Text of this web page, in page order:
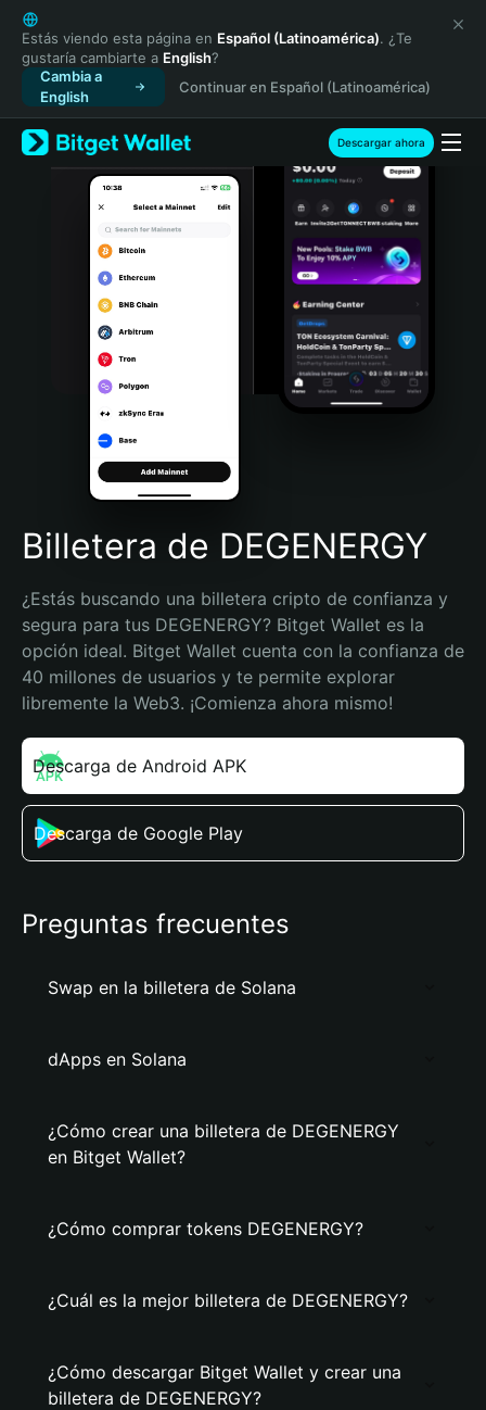
English
日本語
Tiếng Việt
Русский
Español (Latinoamérica)
Türkçe
Italiano
Português (Portugal)
Bahasa Indonesia
Português (Brasil)
Español (Argentina)
Estás viendo esta página en Español (Latinoamérica). ¿Te
gustaría cambiarte a English?
Cambia a
English
Continuar en Español (Latinoamérica)
Descargar ahora
Billetera de DEGENERGY
¿Estás buscando una billetera cripto de confianza y
segura para tus DEGENERGY? Bitget Wallet es la
opción ideal. Bitget Wallet cuenta con la confianza de
40 millones de usuarios y te permite explorar
libremente la Web3. ¡Comienza ahora mismo!
Descarga de Android APK
Descarga de Google Play
Preguntas frecuentes
Swap en la billetera de Solana
dApps en Solana
¿Cómo crear una billetera de DEGENERGY
en Bitget Wallet?
¿Cómo comprar tokens DEGENERGY?
¿Cuál es la mejor billetera de DEGENERGY?
¿Cómo descargar Bitget Wallet y crear una
billetera de DEGENERGY?